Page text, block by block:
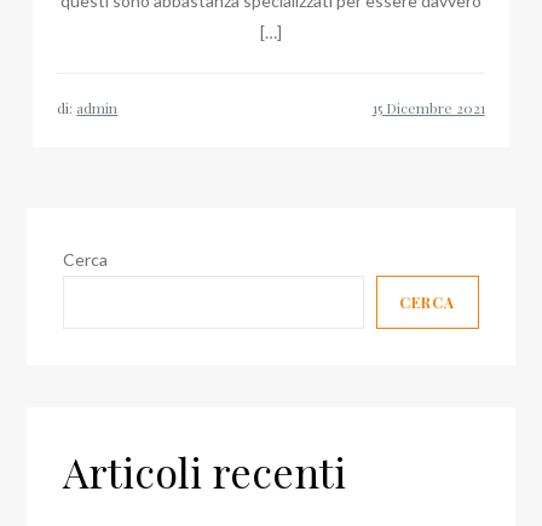
[…]
di: admin
Cerca
CERCA
Articoli recenti